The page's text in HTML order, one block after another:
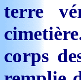
terre
corps